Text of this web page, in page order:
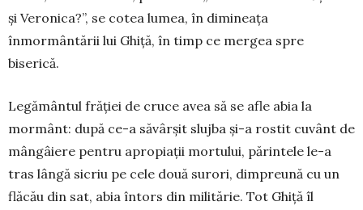
și Veronica?”, se cotea lumea, în dimineața
înmormântării lui Ghi­ță, în timp ce mergea spre
biserică.
Legământul frăției de cruce avea să se afle abia la
mormânt: după ce-a săvârșit slujba și-a rostit cu­vânt de
mângâiere pentru apropiații mortu­lui, părin­tele le-a
tras lângă sicriu pe cele două surori, dim­preună cu un
flăcău din sat, abia întors din militărie. Tot Ghiță îl